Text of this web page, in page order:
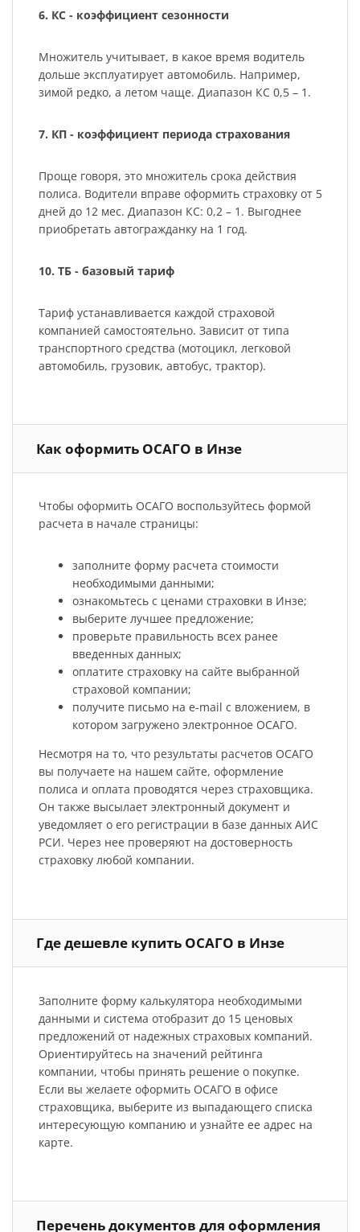
6. КС - коэффициент сезонности
Множитель учитывает, в какое время водитель
дольше эксплуатирует автомобиль. Например,
зимой редко, а летом чаще. Диапазон КС 0,5 – 1.
7. КП - коэффициент периода страхования
Проще говоря, это множитель срока действия
полиса. Водители вправе оформить страховку от 5
дней до 12 мес. Диапазон КС: 0,2 – 1. Выгоднее
приобретать автогражданку на 1 год.
10. ТБ - базовый тариф
Тариф устанавливается каждой страховой
компанией самостоятельно. Зависит от типа
транспортного средства (мотоцикл, легковой
автомобиль, грузовик, автобус, трактор).
Как оформить ОСАГО в Инзе
Чтобы оформить ОСАГО воспользуйтесь формой
расчета в начале страницы:
заполните форму расчета стоимости
необходимыми данными;
ознакомьтесь с ценами страховки в Инзе;
выберите лучшее предложение;
проверьте правильность всех ранее
введенных данных;
оплатите страховку на сайте выбранной
страховой компании;
получите письмо на e-mail с вложением, в
котором загружено электронное ОСАГО.
Несмотря на то, что результаты расчетов ОСАГО
вы получаете на нашем сайте, оформление
полиса и оплата проводятся через страховщика.
Он также высылает электронный документ и
уведомляет о его регистрации в базе данных АИС
РСИ. Через нее проверяют на достоверность
страховку любой компании.
Где дешевле купить ОСАГО в Инзе
Заполните форму калькулятора необходимыми
данными и система отобразит до 15 ценовых
предложений от надежных страховых компаний.
Ориентируйтесь на значений рейтинга
компании, чтобы принять решение о покупке.
Если вы желаете оформить ОСАГО в офисе
страховщика, выберите из выпадающего списка
интересующую компанию и узнайте ее адрес на
карте.
Перечень документов для оформления